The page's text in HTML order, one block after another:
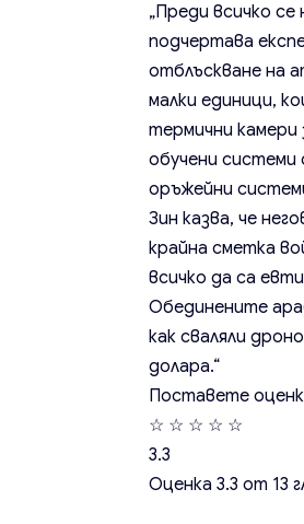
„Преди всичко
подчертава
отблъскване на
малки единици,
термични камери
обучени системи
оръжейни
Зин казва, че
крайна сметка
всичко да са
Обединените
как сваляли
долара.“
Поставете
☆ ☆ ☆ ☆ ☆
3.3
Оценка3.3 от 13